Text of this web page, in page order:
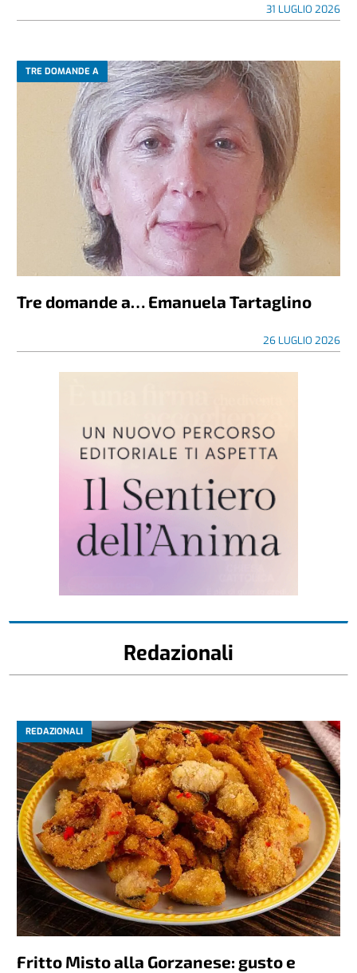
31 LUGLIO 2026
TRE DOMANDE A
Tre domande a… Emanuela Tartaglino
26 LUGLIO 2026
Redazionali
REDAZIONALI
Fritto Misto alla Gorzanese: gusto e